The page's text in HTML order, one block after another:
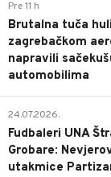
Pre 11 h
Brutalna tuča
zagrebačkom
napravili
automobilima
24.07.2026.
Fudbaleri UNA
Grobare:
utakmice